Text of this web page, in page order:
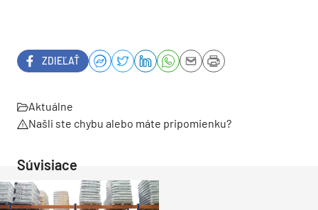
ZDIEĽAŤ
Aktuálne
Našli ste chybu alebo máte pripomienku?
Súvisiace